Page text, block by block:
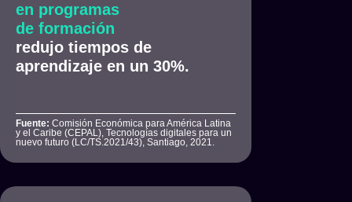
en programas
de formación
redujo tiempos de
aprendizaje en un 30%.
Fuente: Comisión Económica para América Latina
y el Caribe (CEPAL), Tecnologías digitales para un
nuevo futuro (LC/TS.2021/43), Santiago, 2021.